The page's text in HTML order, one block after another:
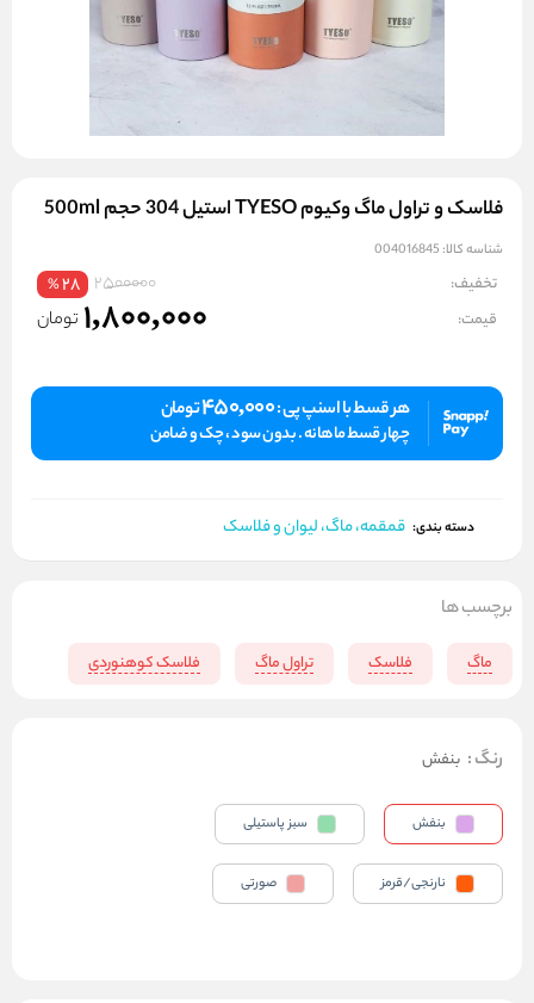
فلاسک و تراول ماگ وکیوم TYESO استیل 304 حجم 500ml
شناسه کالا: 004016845
تخفیف: 2500000
28
%
قیمت: 1,800,000 تومان
هر قسط با اسنپ پی :450,000تومان
چهار قسط ماهانه . بدون سود ، چک و ضامن
دسته بندی: قمقمه، ماگ، لیوان و فلاسک
برچسب ها
ماگ فلاسک تراول ماگ فلاسک کوهنوردی
رنگ: بنفش
بنفش سبز پاستیلی
نارنجی/قرمز صورتی